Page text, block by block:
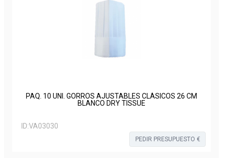
PAQ. 10 UNI. GORROS AJUSTABLES CLÁSICOS 26 CM
BLANCO DRY TISSUE
ID:VA03030
PEDIR PRESUPUESTO €